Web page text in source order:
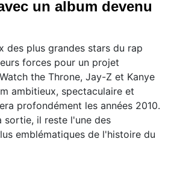
un album devenu
des plus grandes stars du rap
forces pour un projet
the Throne, Jay-Z et Kanye
ambitieux, spectaculaire et
profondément les années 2010.
sortie, il reste l'une des
emblématiques de l'histoire du